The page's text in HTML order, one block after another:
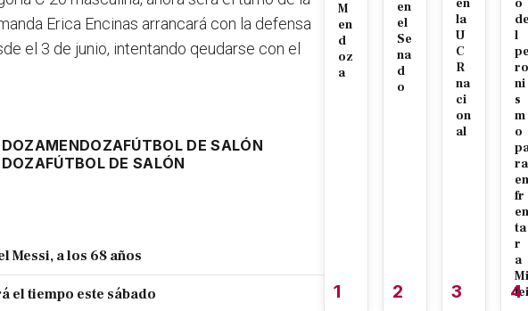
Erica Encinas arrancará con la defensa
el 3 de junio, intentando qeudarse con el
MENDOZAFÚTBOL DE SALÓN
FÚTBOL DE SALÓN
Messi, a los 68 años
el tiempo este sábado
M
en
d
oz
a
1
en
el
Se
na
d
o
2
en
la
U
C
R
na
ci
on
al
3
o
de
l
pe
ro
ni
s
m
o
ra
en
fr
en
ta
r
a
Mi
lei
4